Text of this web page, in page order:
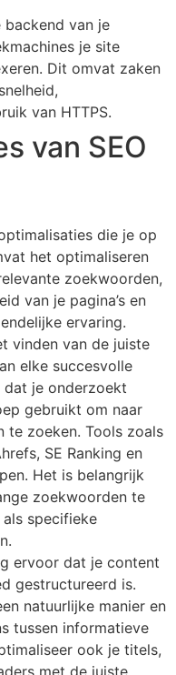
backend van je
je site
Dit omvat zaken
van HTTPS.
van SEO
die je op
het optimaliseren
zoekwoorden,
van je pagina’s en
ervaring.
vinden van de juiste
elke succesvolle
dat je onderzoekt
gebruikt om naar
te zoeken. Tools zoals
SE Ranking en
Het is belangrijk
zoekwoorden te
specifieke
ervoor dat je content
gestructureerd is.
natuurlijke manier en
tussen informatieve
ook je titels,
met de juiste